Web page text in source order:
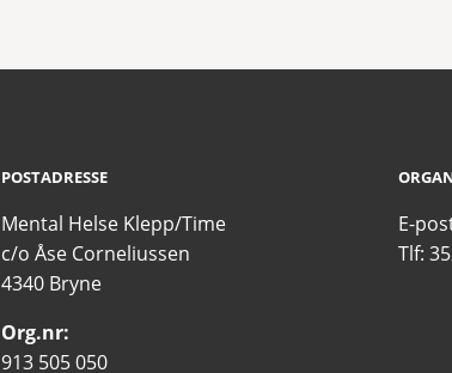
POSTADRESSE
Mental Helse Klepp/Time
c/o Åse Corneliussen
4340 Bryne
Org.nr:
913 505 050
E-
Tlf: